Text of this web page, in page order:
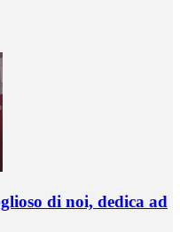
di noi, dedica ad